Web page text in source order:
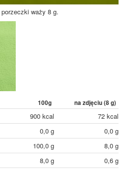
waży 8 g.
100g na zdjęciu (8 g)
900 kcal
72 kcal
0,0 g
0,0 g
100,0 g 8,0 g
8,0 g
0,6 g